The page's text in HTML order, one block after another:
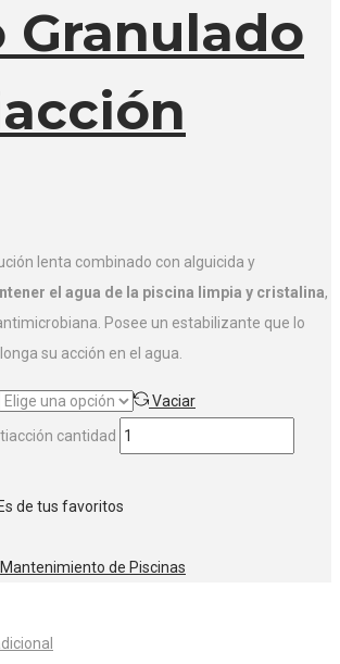
Granulado
lenta combinado con alguicida y
el agua de la piscina limpia y cristalina,
Posee un estabilizante que lo
su acción en el agua.
Vaciar
cantidad
Es de tus favoritos
Mantenimiento de Piscinas